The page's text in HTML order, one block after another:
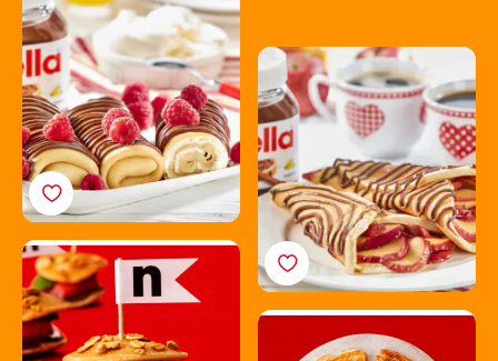
frambozen en
mascarpone
Dikke pannenkoeken
met appel en Nutella®
De Pancake Burger is
altijd een feestje
mamma mia!